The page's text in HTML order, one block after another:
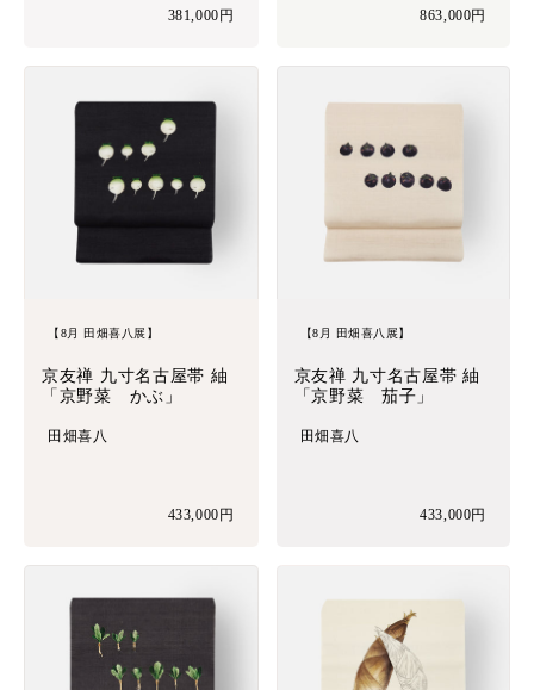
381,000円 863,000円
【8月 田畑喜八展】
京友禅 九寸名古屋帯 紬
「京野菜 かぶ」
田畑喜八
433,000円
【8月 田畑喜八展】
京友禅 九寸名古屋帯 紬
「京野菜 茄子」
田畑喜八
433,000円